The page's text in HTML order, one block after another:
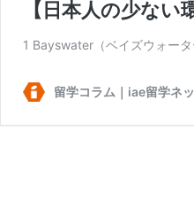
【日本人の少な
1 Bayswater（ベイズウォー
留学コラム｜iae留学ネ